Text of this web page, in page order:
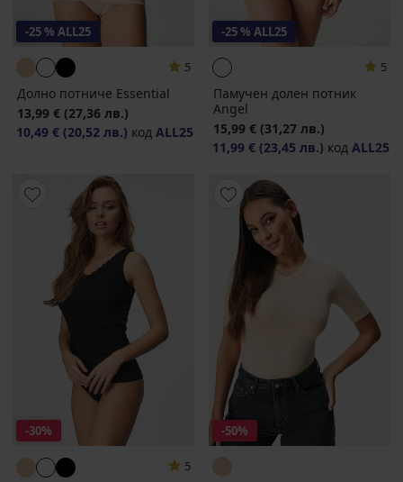
-25 % ALL25
5
Долно потниче Essential
13,99 € (27,36 лв.)
10,49 € (20,52 лв.) код ALL25
-25 % ALL25
5
Памучен долен потник
Angel
15,99 € (31,27 лв.)
11,99 € (23,45 лв.) код ALL25
-30%
5
-50%